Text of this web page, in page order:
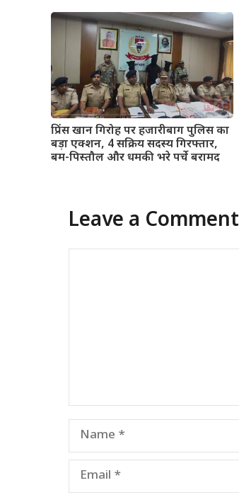
प्रिंस खान गिरोह पर हजारीबाग पुलिस का
बड़ा एक्शन, 4 सक्रिय सदस्य गिरफ्तार,
बम-पिस्तौल और धमकी भरे पर्चे बरामद
Leave a Comment
Name
Email